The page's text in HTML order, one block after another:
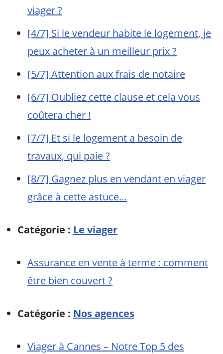
viager ?
[4/7] Si le vendeur habite le logement, je
peux acheter à un meilleur prix ?
[5/7] Attention aux frais de notaire
[6/7] Oubliez cette clause et cela vous
coûtera cher !
[7/7] Et si le logement a besoin de
travaux, qui paie ?
[8/7] Gagnez plus en vendant en viager
grâce à cette astuce…
Catégorie : Le viager
Assurance en vente à terme : comment
être bien couvert ?
Catégorie : Nos agences
Viager à Cannes – Notre Top 5 des